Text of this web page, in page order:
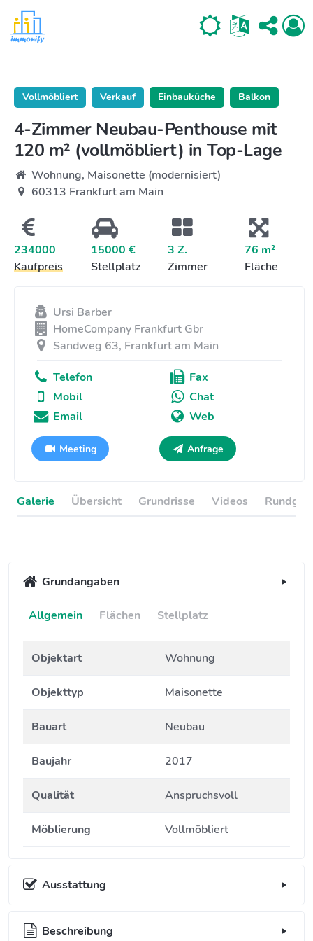
Vollmöbliert Verkauf Einbauküche Balkon
4-Zimmer Neubau-Penthouse mit
120 m² (vollmöbliert) in Top-Lage
Wohnung, Maisonette (modernisiert)
60313 Frankfurt am Main
234000
Kaufpreis
15000 €
Stellplatz
3 Z.
Zimmer
76 m²
Fläche
Ursi Barber
HomeCompany Frankfurt Gbr
Sandweg 63, Frankfurt am Main
Telefon
Fax
Mobil
Chat
Email
Web
Meeting Anfrage
Galerie Übersicht Grundrisse Videos
Grundangaben
Allgemein Flächen Stellplatz
Objektart Wohnung
Objekttyp Maisonette
Bauart Neubau
Baujahr 2017
Qualität Anspruchsvoll
Möblierung Vollmöbliert
Ausstattung
Beschreibung